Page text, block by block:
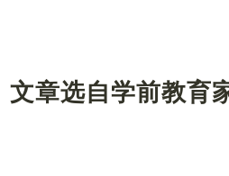
文章选自学前教育